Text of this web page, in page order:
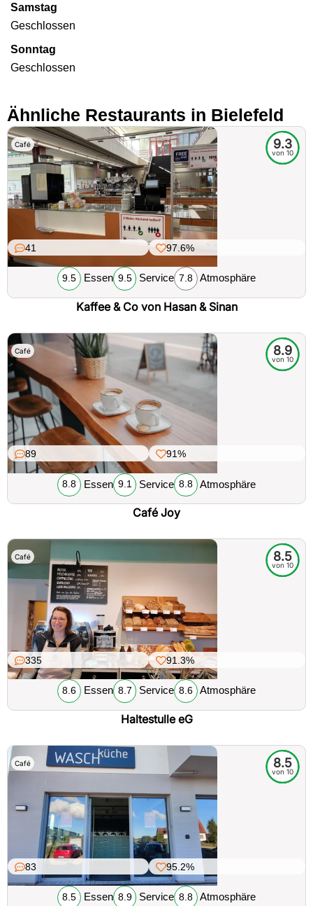
Samstag
Geschlossen
Sonntag
Geschlossen
Ähnliche Restaurants in Bielefeld
Café 9.3
von 10
41 97.6%
9.5 Essen 9.5 Service 7.8 Atmosphäre
Kaffee & Co von Hasan & Sinan
Café 8.9
von 10
89 91%
8.8 Essen 9.1 Service 8.8 Atmosphäre
Café Joy
Café 8.5
von 10
335 91.3%
8.6 Essen 8.7 Service 8.6 Atmosphäre
Haltestulle eG
Café 8.5
von 10
83 95.2%
8.5 Essen 8.9 Service 8.8 Atmosphäre